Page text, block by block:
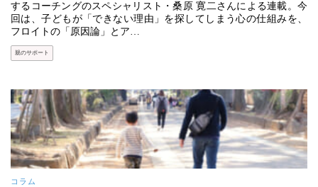
するコーチングのスペシャリスト・桑原 寛二さんによる連載。今
回は、子どもが「できない理由」を探してしまう心の仕組みを、
フロイトの「原因論」とア…
親のサポート
コラム